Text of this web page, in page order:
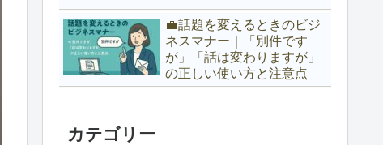
💼話題を変えるときのビジ
ネスマナー｜「別件です
が」「話は変わりますが」
の正しい使い方と注意点
カテゴリー